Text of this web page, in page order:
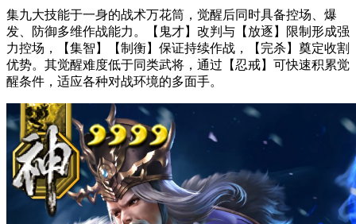
集九大技能于一身的战术万花筒，觉醒后同时具备控场、爆
发、防御多维作战能力。【鬼才】改判与【放逐】限制形成强
力控场，【集智】【制衡】保证持续作战，【完杀】奠定收割
优势。其觉醒难度低于同类武将，通过【忍戒】可快速积累觉
醒条件，适应各种对战环境的多面手。